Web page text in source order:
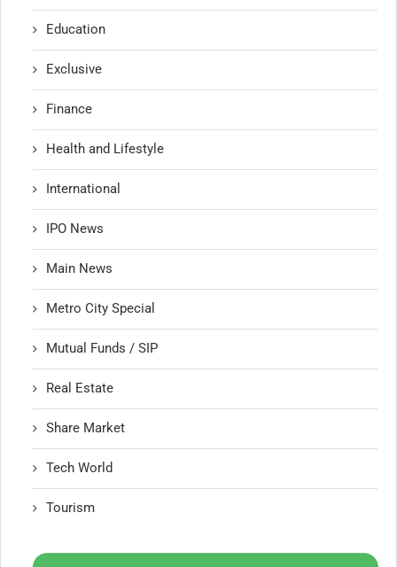
Education
Exclusive
Finance
Health and Lifestyle
International
IPO News
Main News
Metro City Special
Mutual Funds / SIP
Real Estate
Share Market
Tech World
Tourism